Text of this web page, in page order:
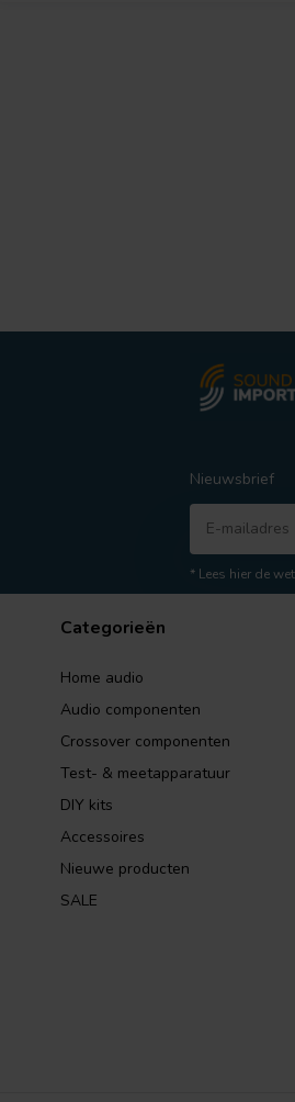
Nieuwsbrief
* Lees hier de
Categorieën
Home audio
Audio componenten
Crossover componenten
Test- & meetapparatuur
DIY kits
Accessoires
Nieuwe producten
SALE